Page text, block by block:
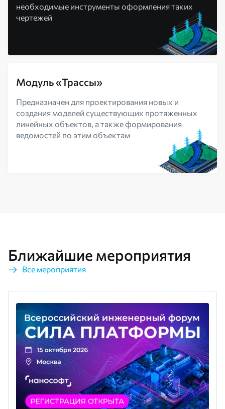
необходимые инструменты оформления таких
чертежей
Модуль «Трассы»
Предназначен для проектирования новых и
создания моделей существующих протяженных
линейных объектов, а также формирования
ведомостей по этим объектам
Ближайшие мероприятия
Все мероприятия